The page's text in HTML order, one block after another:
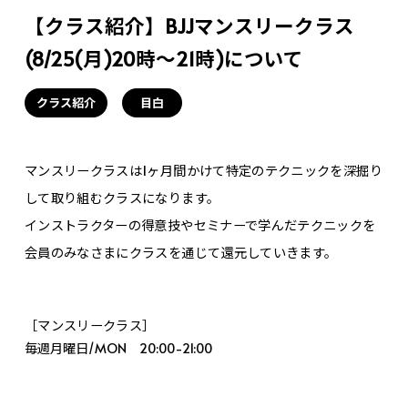
【クラス紹介】BJJマンスリークラス
(8/25(月)20時〜21時)について
クラス紹介 目白
マンスリークラスは1ヶ月間かけて特定のテクニックを深掘り
して取り組むクラスになります。
インストラクターの得意技やセミナーで学んだテクニックを
会員のみなさまにクラスを通じて還元していきます。
［マンスリークラス］
毎週月曜日/MON 20:00-21:00